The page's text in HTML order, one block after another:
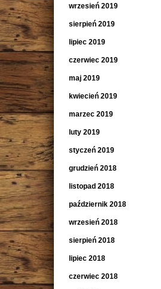
wrzesień 2019
sierpień 2019
lipiec 2019
czerwiec 2019
maj 2019
kwiecień 2019
marzec 2019
luty 2019
styczeń 2019
grudzień 2018
listopad 2018
październik 2018
wrzesień 2018
sierpień 2018
lipiec 2018
czerwiec 2018